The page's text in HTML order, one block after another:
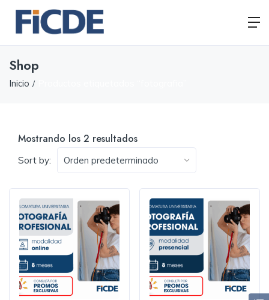
Shop
Inicio
Mostrando los 2 resultados
Sort by: